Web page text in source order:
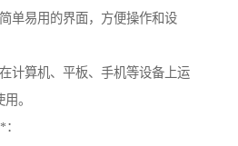
单易用的界面，方便操作和设
计算机、平板、手机等设备上运
。